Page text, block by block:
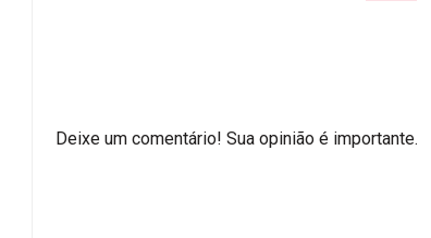
Deixe um comentário! Sua opinião é importante.